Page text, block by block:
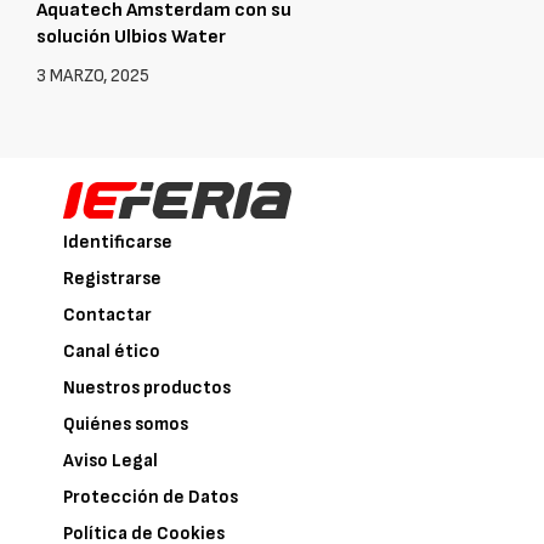
Aquatech Amsterdam con su
solución Ulbios Water
3 MARZO, 2025
Identificarse
Registrarse
Contactar
Canal ético
Nuestros productos
Quiénes somos
Aviso Legal
Protección de Datos
Política de Cookies